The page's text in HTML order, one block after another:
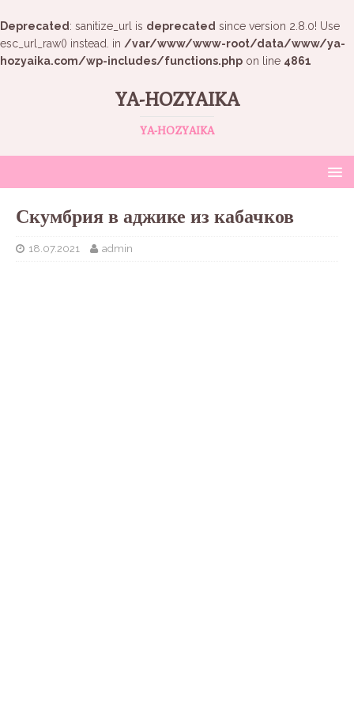
Deprecated : sanitize_url is deprecated since version 2.8.0! Use
esc_url_raw() instead. in /var/www/www-root/data/www/ya-
hozyaika.com/wp-includes/functions.php on line 4861
YA-HOZYAIKA
YA-HOZYAIKA
Скумбрия в аджике из кабачков
18.07.2021 admin